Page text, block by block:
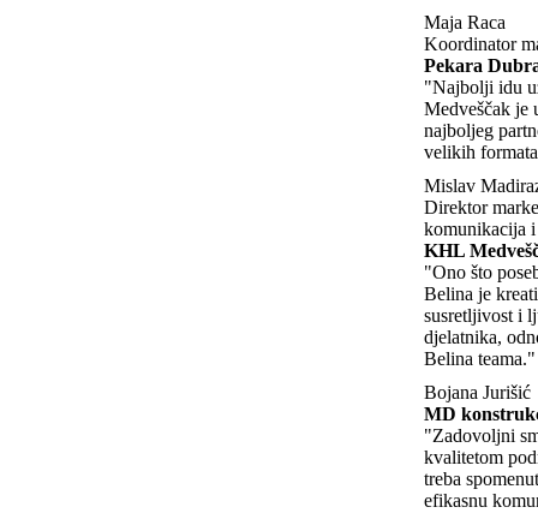
Maja Raca
Koordinator
Pekara
"Najbolji idu
Medveščak je
najboljeg
velikih
Mislav
Direktor
komunikacija i
KHL
"Ono što
Belina je
susretljivost i
djelatnika,
Belina teama."
Bojana Jurišić
MD
"Zadovoljni
kvalitetom
treba
efikasnu